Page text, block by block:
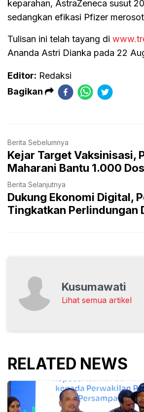
keparahan, AstraZeneca susut
sedangkan efikasi Pfizer
Tulisan ini telah tayang di
Ananda Astri Dianka pada 22
Editor: Redaksi
Bagikan
Berita Sebelumnya
Kejar Target Vaksinisasi,
Maharani Bantu 1.000
Berita Selanjutnya
Dukung Ekonomi Digital,
Tingkatkan Perlindungan
Kusumawati
Lihat semua artikel
RELATED NEWS